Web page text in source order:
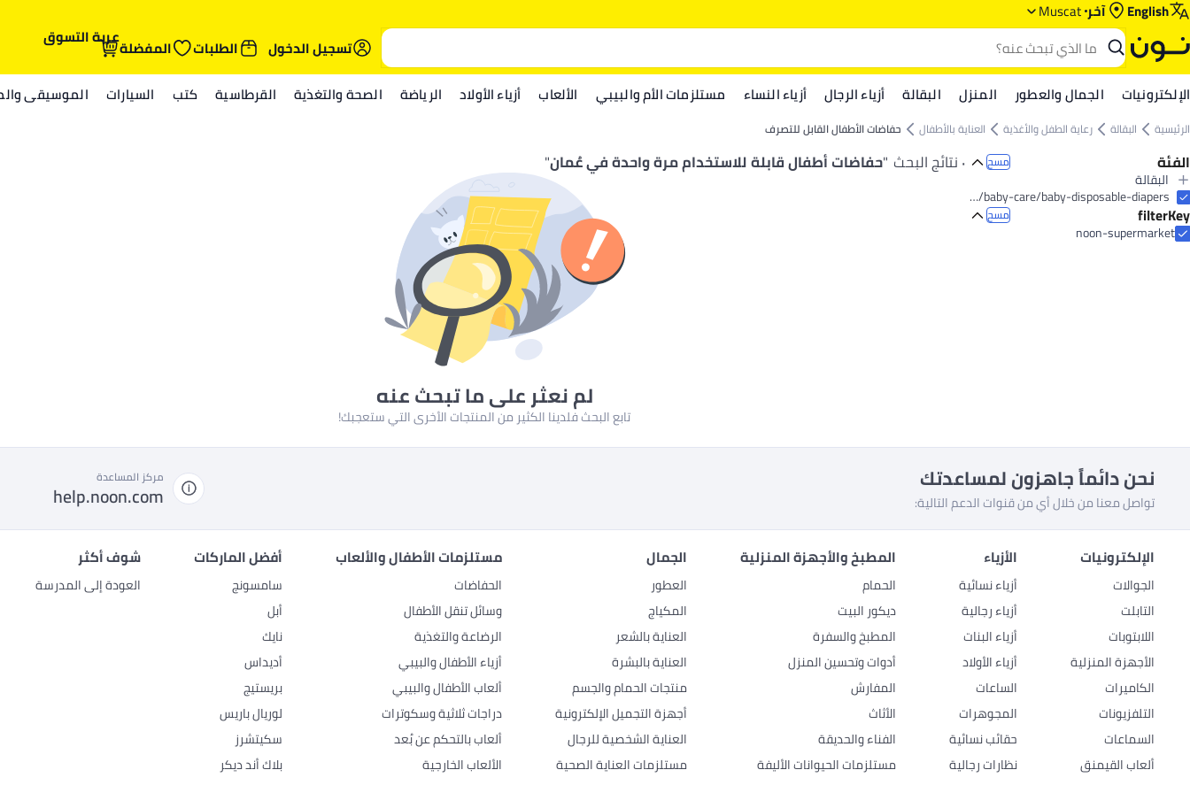
English آخر Muscat
تسجيل الدخول
الطلبات المفضلةعربة التسوق
الإلكترونيات الجمال والعطور المنزل البقالة أزياء الرجال أزياء النساء مستلزمات الأم والبيبي الألعاب أزياء الأولاد الرياضة الصحة والتغذية القرطاسية كتب السيارات الموسيقى
الرئيسية البقالة رعاية الطفل والأغذية العناية بالأطفال حفاضات الأطفال القابل للتصرف
الفئة مسح
البقالة
الكل البقالة
رعاية الطفل والأغذية
الكل رعاية الطفل والأغذية
العناية بالأطفال
العناية ونظافة المنزل
الكل العناية ونظافة المنزل
grocery-store/baby-care-food/baby-care/baby-disposable-diapers
filterKey مسح
noon-supermarket
٠ نتائج البحث "حفاضات أطفال قابلة للاستخدام مرة واحدة في عُمان"
لم نعثر على ما تبحث عنه
تابع البحث فلدينا الكثير من المنتجات الأخرى التي ستعجبك!
نحن دائماً جاهزون لمساعدتك
تواصل معنا من خلال أي من قنوات الدعم التالية:
مركز المساعدة
help.noon.com
الإلكترونيات
الجوالات
التابلت
اللابتوبات
الأجهزة المنزلية
الكاميرات
التلفزيونات
السماعات
ألعاب القيمنق
الأزياء
أزياء نسائية
أزياء رجالية
أزياء البنات
أزياء الأولاد
الساعات
المجوهرات
حقائب نسائية
نظارات رجالية
المطبخ والأجهزة المنزلية
الحمام
ديكور البيت
المطبخ والسفرة
أدوات وتحسين المنزل
المفارش
الأثاث
الفناء والحديقة
مستلزمات الحيوانات الأليفة
الجمال
العطور
المكياج
العناية بالشعر
العناية بالبشرة
منتجات الحمام والجسم
أجهزة التجميل الإلكترونية
العناية الشخصية للرجال
مستلزمات العناية الصحية
مستلزمات الأطفال والألعاب
الحفاضات
وسائل تنقل الأطفال
الرضاعة والتغذية
أزياء الأطفال والبيبي
ألعاب الأطفال والبيبي
دراجات ثلاثية وسكوترات
ألعاب بالتحكم عن بُعد
الألعاب الخارجية
أفضل الماركات
سامسونج
أبل
نايك
أديداس
بريستيج
لوريال باريس
سكيتشرز
بلاك أند ديكر
شوف أكثر
العودة إلى المدرسة